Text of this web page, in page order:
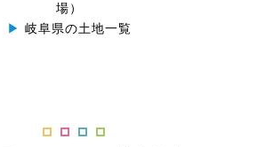
場）
▶ 岐阜県の土地一覧